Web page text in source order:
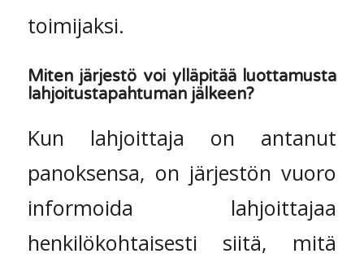
toimijaksi.
Miten järjestö voi ylläpitää luottamusta
lahjoitustapahtuman jälkeen?
Kun lahjoittaja on antanut
panoksensa, on järjestön vuoro
informoida lahjoittajaa
henkilökohtaisesti siitä, mitä